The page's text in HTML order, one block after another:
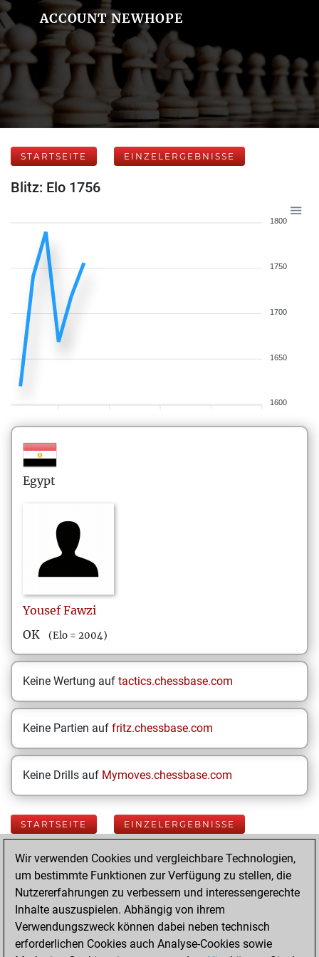
ACCOUNT NEWHOPE
STARTSEITE EINZELERGEBNISSE
Blitz: Elo 1756
1800
1750
1700
1650
1600
Egypt
Yousef Fawzi
OK
(Elo = 2004)
Keine Wertung auf tactics.chessbase.com
Keine Partien auf fritz.chessbase.com
Keine Drills auf Mymoves.chessbase.com
STARTSEITE EINZELERGEBNISSE
Your Latest App
Activity
Donnerstag, Juni
12, 2025
Wir verwenden Cookies und vergleichbare Technologien,
um bestimmte Funktionen zur Verfügung zu stellen, die
Nutzererfahrungen zu verbessern und interessengerechte
Inhalte auszuspielen. Abhängig von ihrem
Verwendungszweck können dabei neben technisch
erforderlichen Cookies auch Analyse-Cookies sowie